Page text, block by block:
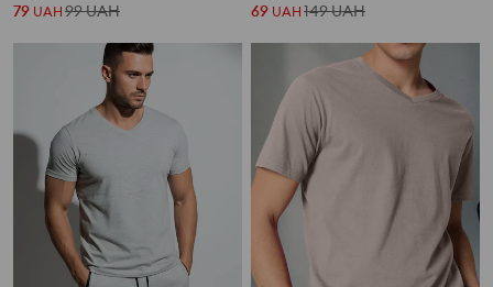
79 UAH 99UAH 69 UAH 149UAH